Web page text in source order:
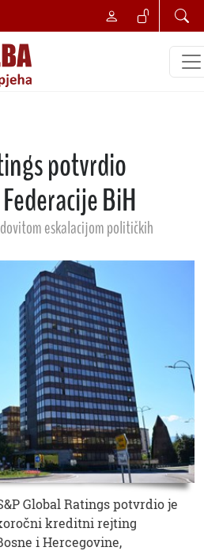
potvrdio
BiH
eskalacijom političkih
Global Ratings potvrdio je
kreditni rejting
i Hercegovine,